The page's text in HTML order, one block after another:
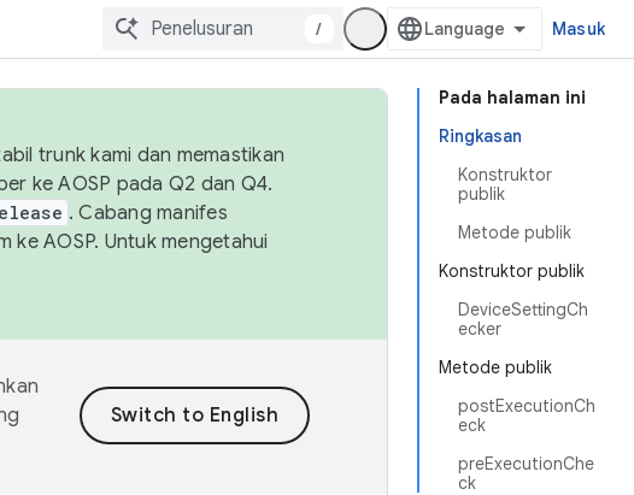
/ Masuk
Pada halaman ini
Ringkasan
Konstruktor
publik
Metode publik
Konstruktor publik
DeviceSettingCh
ecker
Metode publik
postExecutionCh
eck
preExecutionChe
ck
trunk kami dan memastikan
ke AOSP pada Q2 dan Q4.
. Cabang manifes
ke AOSP. Untuk mengetahui